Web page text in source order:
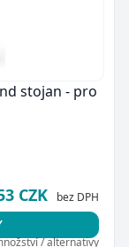
stojan - pro
CZK bez DPH
/ alternativy